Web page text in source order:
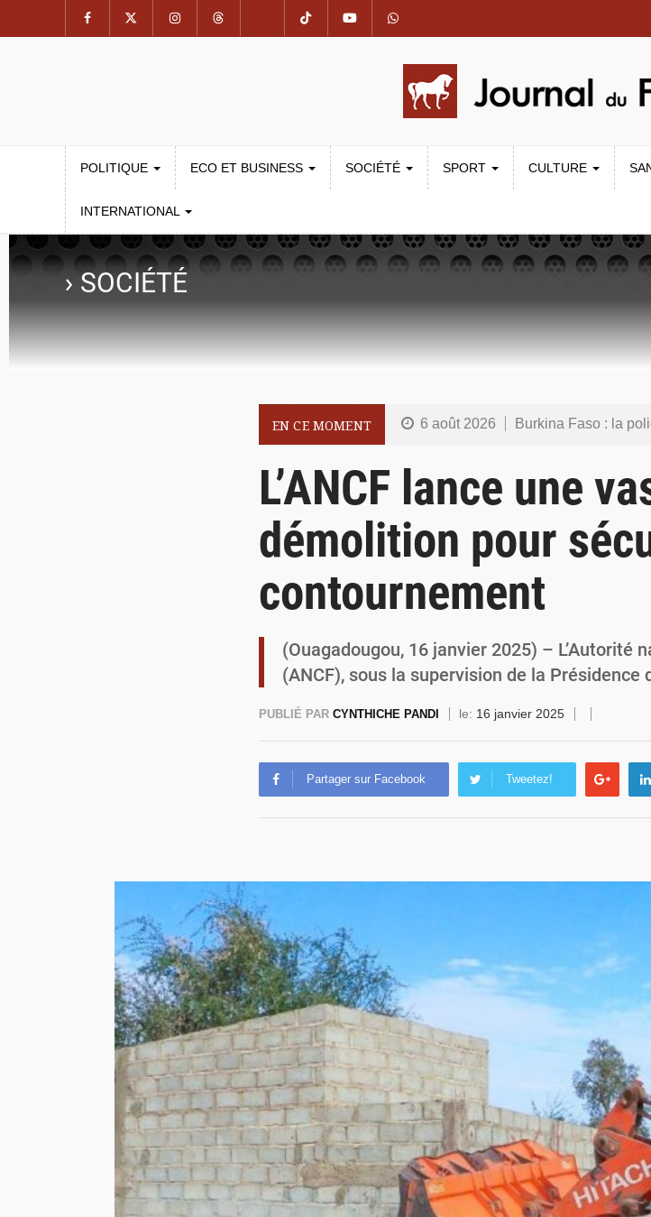
POLITIQUE ECO ET BUSINESS SOCIÉTÉ SPORT CULTURE
INTERNATIONAL
›SOCIÉTÉ
EN CE MOMENT 6 août 2026 Burkina Faso : la police nationale renforce les
4 août 2026 Burkina Faso : l’ALP ratifie le
4 août 2026 Commémoration du 4 août :
3 août 2026 Burkina Faso : la VIDEO-
L’ANCF lance une
démolition pour
contournement
(Ouagadougou, 16 janvier 2025) – L’Autorité
(ANCF), sous la supervision de la Présidence
PUBLIÉ PAR CYNTHICHE PANDI le: 16 janvier 2025
Partager sur Facebook Tweetez!